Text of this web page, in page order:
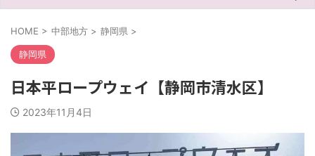
HOME > 中部地方 > 静岡県 >
静岡県
日本平ロープウェイ【静岡市清水区】
2023年11月4日